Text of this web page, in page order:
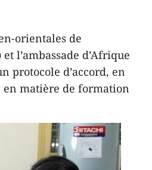
orientales de
l’ambassade d’Afrique
protocole d’accord, en
en matière de formation